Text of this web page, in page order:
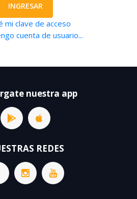
INGRESAR
mi clave de acceso
cuenta de usuario...
nuestra app
REDES